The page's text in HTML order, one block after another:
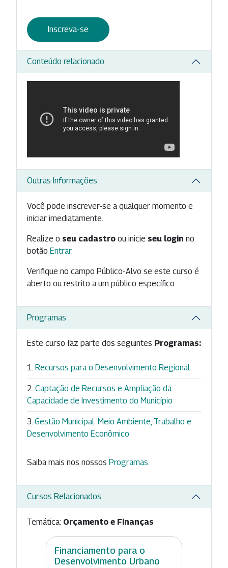
Inscreva-se
Conteúdo relacionado
Outras Informações
Você pode inscrever-se a qualquer momento e
iniciar imediatamente.
Realize o seu cadastro ou inicie seu login no
botão Entrar.
Verifique no campo Público-Alvo se este curso é
aberto ou restrito a um público específico.
Programas
Este curso faz parte dos seguintes Programas:
Recursos para o Desenvolvimento Regional
Captação de Recursos e Ampliação da
Capacidade de Investimento do Município
Gestão Municipal: Meio Ambiente, Trabalho e
Desenvolvimento Econômico
Saiba mais nos nossos Programas
Cursos Relacionados
Temática: Orçamento e Finanças
Financiamento para o
Desenvolvimento Urbano